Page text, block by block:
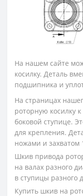
На нашем сайте
косилку. Деталь
подшипника и
На страницах
роторную косилку
боковой ступице.
для крепления.
ножами и захватом
Шкив привода
на валах разного
в ступицы разного
Купить шкив на